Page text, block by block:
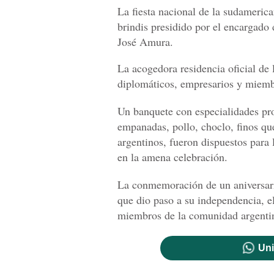
La fiesta nacional de la
brindis presidido por el encargado
José Amura.
La acogedora residencia oficial de
diplomáticos, empresarios y
Un banquete con especialidades
empanadas, pollo, choclo, finos
argentinos, fueron dispuestos
en la amena celebración.
La conmemoración de un
que dio paso a su independencia,
miembros de la comunidad